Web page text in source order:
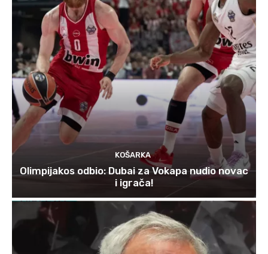
KOŠARKA
Olimpijakos odbio: Dubai za Vokapa nudio novac
i igrača!